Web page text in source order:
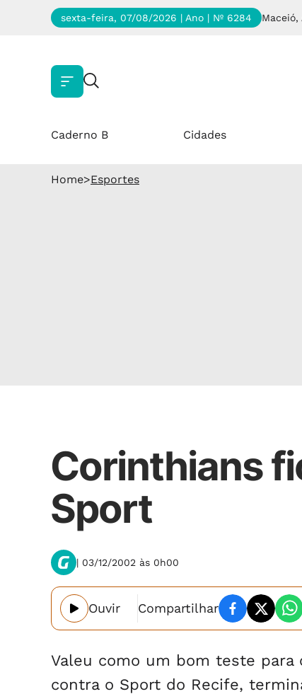
sexta-feira, 07/08/2026 | Ano | Nº 6284 Maceió,
Caderno B Cidades
Home>Esportes
Corinthians
Sport
| 03/12/2002 às 0h00
Ouvir Compartilhar
Valeu como um bom teste para
contra o Sport do Recife,